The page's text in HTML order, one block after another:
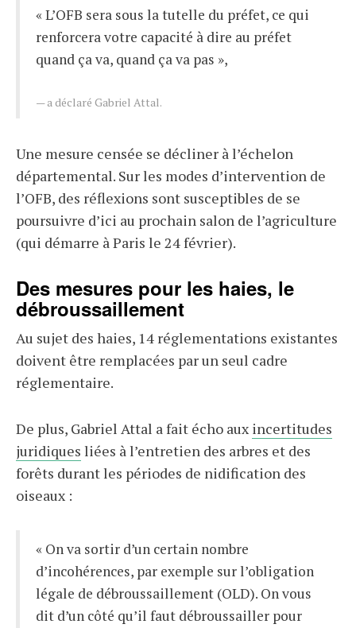
« L’OFB sera sous la tutelle du préfet, ce qui
renforcera votre capacité à dire au préfet
quand ça va, quand ça va pas »,
a déclaré Gabriel Attal.
Une mesure censée se décliner à l’échelon
départemental. Sur les modes d’intervention de
l’OFB, des réflexions sont susceptibles de se
poursuivre d’ici au prochain salon de l’agriculture
(qui démarre à Paris le 24 février).
Des mesures pour les haies, le
débroussaillement
Au sujet des haies, 14 réglementations existantes
doivent être remplacées par un seul cadre
réglementaire.
De plus, Gabriel Attal a fait écho aux incertitudes
juridiques liées à l’entretien des arbres et des
forêts durant les périodes de nidification des
oiseaux :
« On va sortir d’un certain nombre
d’incohérences, par exemple sur l’obligation
légale de débroussaillement (OLD). On vous
dit d’un côté qu’il faut débroussailler pour